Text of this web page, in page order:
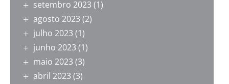
setembro 2023 (1)
agosto 2023 (2)
julho 2023 (1)
junho 2023 (1)
maio 2023 (3)
abril 2023 (3)